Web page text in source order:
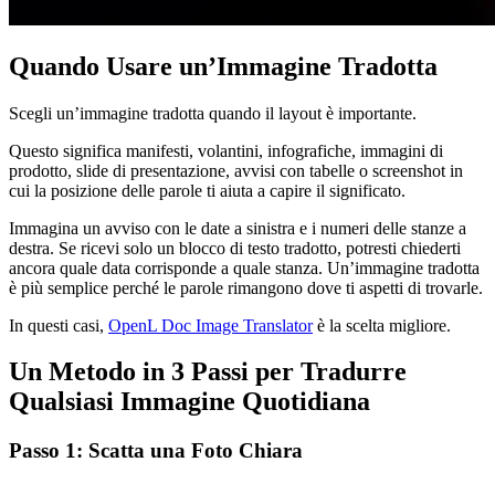
Quando Usare un’Immagine Tradotta
Scegli un’immagine tradotta quando il layout è importante.
Questo significa manifesti, volantini, infografiche, immagini di
prodotto, slide di presentazione, avvisi con tabelle o screenshot in
cui la posizione delle parole ti aiuta a capire il significato.
Immagina un avviso con le date a sinistra e i numeri delle stanze a
destra. Se ricevi solo un blocco di testo tradotto, potresti chiederti
ancora quale data corrisponde a quale stanza. Un’immagine tradotta
è più semplice perché le parole rimangono dove ti aspetti di trovarle.
In questi casi, OpenL Doc Image Translatorè la scelta migliore.
Un Metodo in 3 Passi per Tradurre
Qualsiasi Immagine Quotidiana
Passo 1: Scatta una Foto Chiara